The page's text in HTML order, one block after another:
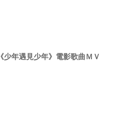
《少年遇見少年》電影歌曲ＭＶ